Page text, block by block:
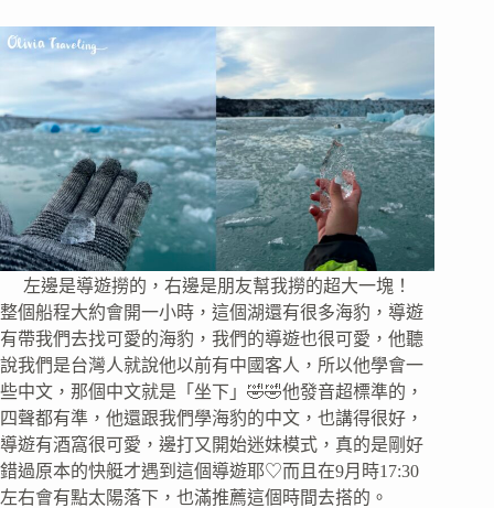
左邊是導遊撈的，右邊是朋友幫我撈的超大一塊！
整個船程大約會開一小時，這個湖還有很多海豹，導遊
有帶我們去找可愛的海豹，我們的導遊也很可愛，他聽
說我們是台灣人就說他以前有中國客人，所以他學會一
些中文，那個中文就是「坐下」🤣🤣他發音超標準的，
四聲都有準，他還跟我們學海豹的中文，也講得很好，
導遊有酒窩很可愛，邊打又開始迷妹模式，真的是剛好
錯過原本的快艇才遇到這個導遊耶♡而且在9月時17:30
左右會有點太陽落下，也滿推薦這個時間去搭的。